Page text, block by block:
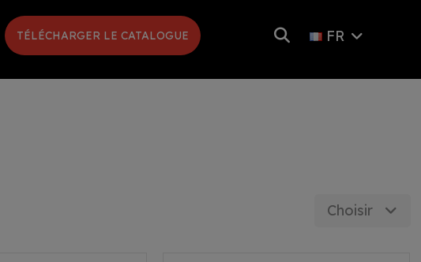
TÉLÉCHARGER LE CATALOGUE FR
Choisir